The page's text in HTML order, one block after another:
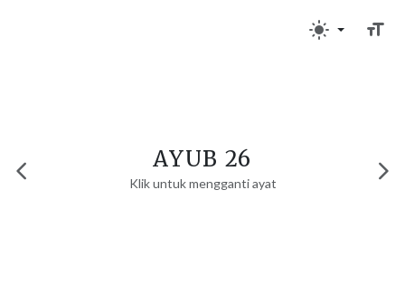
AYUB 26
Klik untuk mengganti ayat